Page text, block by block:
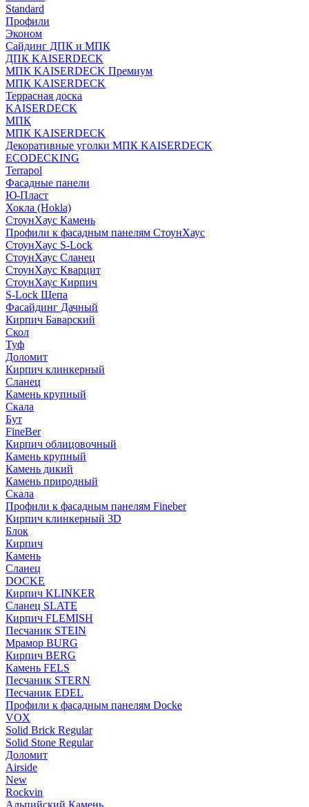
Standard
Профили
Эконом
Сайдинг ДПК и МПК
ДПК KAISERDECK
МПК KAISERDECK Премиум
МПК KAISERDECK
Террасная доска
KAISERDECK
МПК
МПК KAISERDECK
Декоративные уголки МПК KAISERDECK
ECODECKING
Terrapol
Фасадные панели
Ю-Пласт
Хокла (Hokla)
СтоунХаус Камень
Профили к фасадным панелям СтоунХаус
СтоунХаус S-Lock
СтоунХаус Сланец
СтоунХаус Кварцит
СтоунХаус Кирпич
S-Lock Щепа
Фасайдинг Дачный
Кирпич Баварский
Скол
Туф
Доломит
Кирпич клинкерный
Сланец
Камень крупный
Скала
Бут
FineBer
Кирпич облицовочный
Камень крупный
Камень дикий
Камень природный
Скала
Профили к фасадным панелям Fineber
Кирпич клинкерный 3D
Блок
Кирпич
Камень
Сланец
DOCKE
Кирпич KLINKER
Сланец SLATE
Кирпич FLEMISH
Пес­ча­ник STEIN
Мрамор BURG
Кирпич BERG
Камень FELS
Пес­ча­ник STERN
Пес­ча­ник EDEL
Профили к фасадным панелям Docke
VOX
Solid Brick Regular
Solid Stone Regular
Доломит
Airside
New
Rockvin
Альпийский Камень